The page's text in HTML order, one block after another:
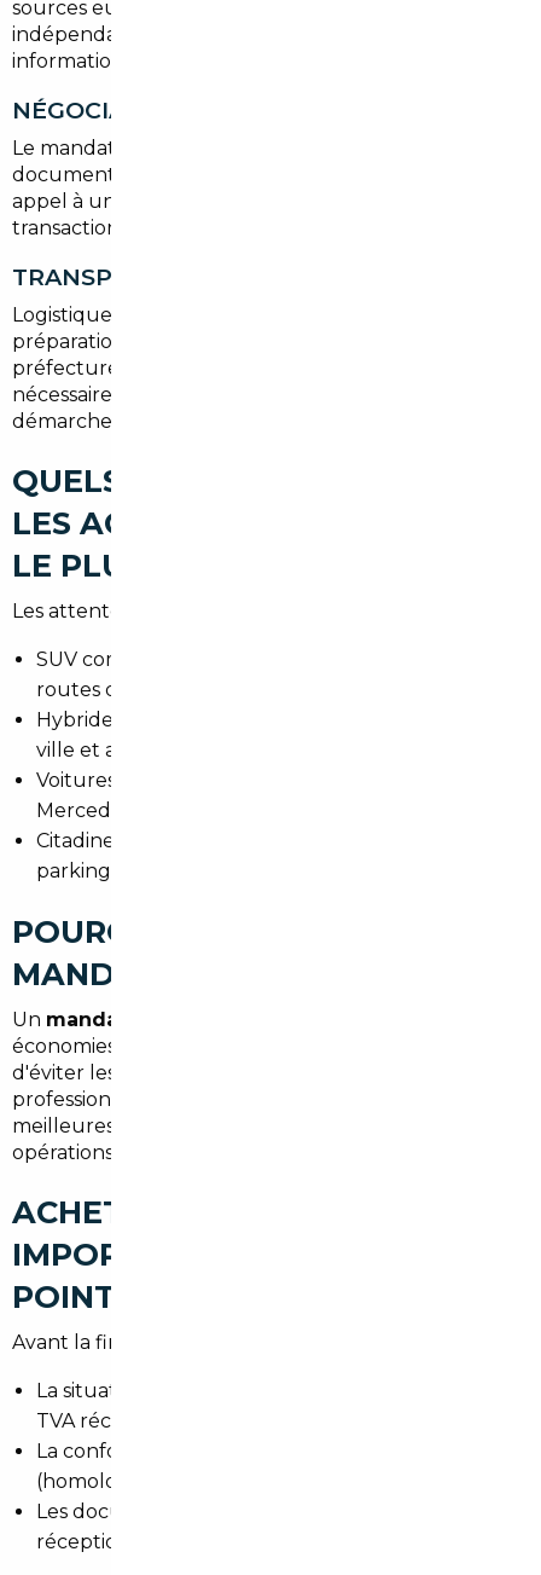
sources européennes et des diagnostics
indépendants pour garantir l'authenticité des
informations.
NÉGOCIATION ET ACHAT
Le mandataire négocie le prix, rédige ou vérifie les
documents et organise le paiement sécurisé. Faire
appel à un professionnel évite les pièges des
transactions internationales.
TRANSPORT ET IMMATRICULATION
Logistique de rapatriement jusqu'à Salles,
préparation des documents pour la douane et la
préfecture, obtention de plaques provisoires si
nécessaire. Nous prenons en charge l'ensemble des
démarches administratives.
QUELS TYPES DE VOITURES
LES ACHETEURS RECHERCHENT
LE PLUS À SALLES
Les attentes varient selon les usages :
SUV compacts et familiaux pour la côte et les
routes départementales.
Hybrides et électriques pour réduire les coûts en
ville et autour de Bordeaux.
Voitures premium d'occasion (Audi, BMW,
Mercedes) pour confort et long trajet.
Citadines économes pour la vie quotidienne et les
parkings étroits.
POURQUOI FAIRE APPEL À UN
MANDATAIRE AUTO À SALLES
Un mandataire auto Salles
économies substantielles, de gagner du temps et
d'éviter les risques liés aux achats transfrontaliers. Le
professionnel gère les formalités, repère les
meilleures affaires et assure la traçabilité des
opérations.
ACHETER UNE VOITURE
IMPORTÉE À SALLES : LES
POINTS DE VIGILANCE
Avant la finalisation, vérifiez :
La situation TVA : véhicule intra-UE ou hors UE,
TVA récupérable ou incluse.
La conformité aux normes françaises
(homologation et équipement).
Les documents nécessaires pour la carte grise et la
réception si besoin.